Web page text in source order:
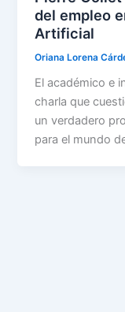
del empleo
Artificial
Oriana Lorena
El académico e
charla que
un verdadero
para el mundo